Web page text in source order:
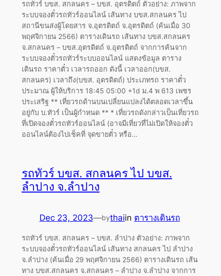
รถทัวร์ บขส. สกลนคร – บขส. อุตรดิตถ์ ตัวอย่าง: ภาพจาก
ระบบจองตั๋วรถทัวร์ออนไลน์ เส้นทาง บขส.สกลนคร ไป
สถานีขนส่งผู้โดยสาร จ.อุตรดิตถ์ จ.อุตรดิตถ์ (ค้นเมื่อ 30
พฤศจิกายน 2566) ตารางเดินรถ เส้นทาง บขส.สกลนคร
จ.สกลนคร – บขส.อุตรดิตถ์ จ.อุตรดิตถ์ จากการค้นจาก
ระบบจองตั๋วรถทัวร์ระบบออนไลน์ แสดงข้อมูล ตาราง
เดินรถ ราคาตั๋ว เวลารถออก ดังนี้ เวลาออก(บขส.
สกลนคร) เวลาถึง(บขส. อุตรดิตถ์) ประเภทรถ ราคาตั๋ว
ประมาณ ผู้ให้บริการ 18:45 05:00 +1d ม.4 พ 613 เพชร
ประเสริฐ ** เที่ยวรถด้านบนเปลี่ยนแปลงได้ตลอดเวลาขึ้น
อยู่กับ บ.ทัวร์ เป็นผู้กำหนด ** * เที่ยวรถดังกล่าวเป็นเที่ยวรถ
ที่เปิดจองตั๋วรถทัวร์ออนไลน์ (อาจมีเที่ยวที่ไม่เปิดให้จองตั๋ว
ออนไลน์ต้องไปเช็คที่ จุดขายตั๋ว หรือ…
รถทัวร์ บขส. สกลนคร ไป บขส.
ลำปาง จ.ลำปาง
Dec 23, 2023—bythaiin ตารางเดินรถ
รถทัวร์ บขส. สกลนคร – บขส. ลำปาง ตัวอย่าง: ภาพจาก
ระบบจองตั๋วรถทัวร์ออนไลน์ เส้นทาง สกลนคร ไป ลำปาง
จ.ลำปาง (ค้นเมื่อ 29 พฤศจิกายน 2566) ตารางเดินรถ เส้น
ทาง บขส.สกลนคร จ.สกลนคร – ลำปาง จ.ลำปาง จากการ